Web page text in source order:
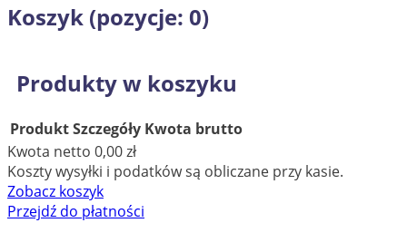
Koszyk (pozycje: 0)
Produkty w koszyku
ProduktSzczegóły Kwota brutto
Kwota netto 0,00 zł
Koszty wysyłki i podatków są obliczane przy kasie.
Zobacz koszyk
Przejdź do płatności